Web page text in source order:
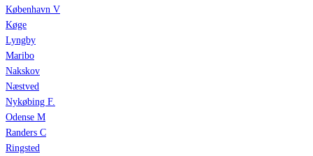
København V
Køge
Lyngby
Maribo
Nakskov
Næstved
Nykøbing F.
Odense M
Randers C
Ringsted